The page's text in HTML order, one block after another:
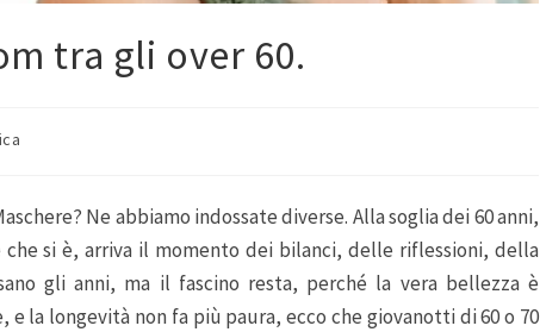
tra gli over 60.
Ne abbiamo indossate diverse. Alla soglia dei 60 anni,
si è, arriva il momento dei bilanci, delle riflessioni, della
gli anni, ma il fascino resta, perché la vera bellezza è
la longevità non fa più paura, ecco che giovanotti di 60 o 70